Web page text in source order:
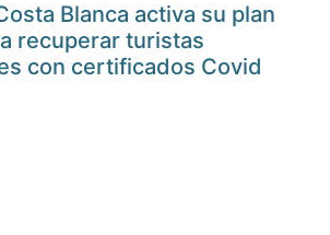
Blanca activa su plan
recuperar turistas
con certificados Covid